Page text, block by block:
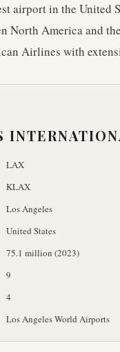
airport in the United
North America and
Airlines with
LAX
KLAX
Los Angeles
United States
75.1 million (2023)
9
4
Los Angeles World Airports